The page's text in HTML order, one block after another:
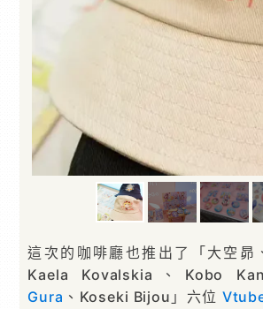
這次的咖啡廳也推出了「大空昴
Kaela Kovalskia、Kobo
Gura 、Koseki Bijou」六位